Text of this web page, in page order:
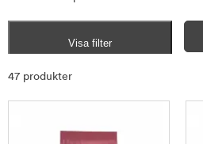
Visa filter
47 produkter